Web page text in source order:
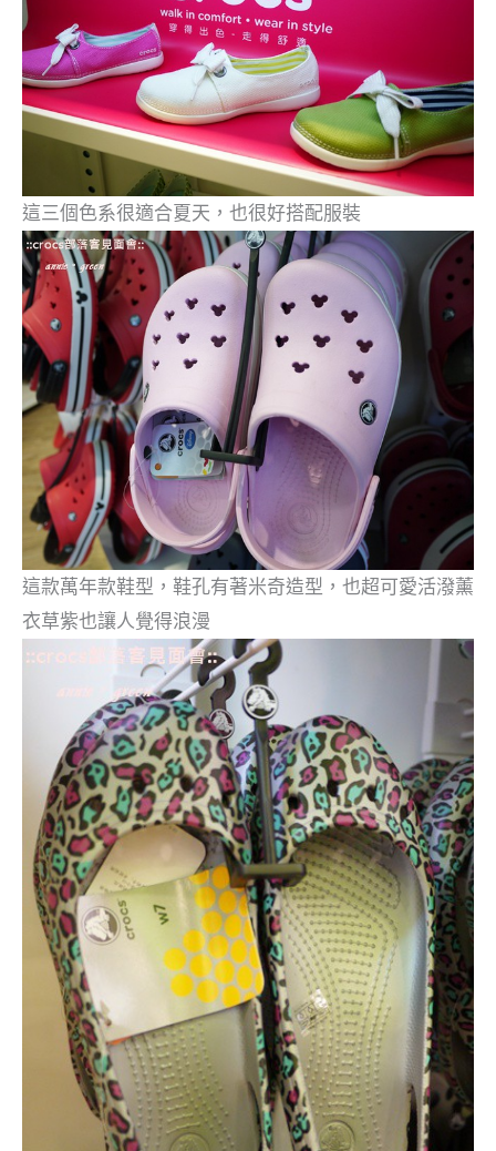
這三個色系很適合夏天，也很好搭配服裝
這款萬年款鞋型，鞋孔有著米奇造型，也超可愛活潑薰
衣草紫也讓人覺得浪漫